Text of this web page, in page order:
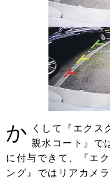
か
くして『エクス
親水コート』で
に付与できて、『エ
ング』ではリアカメ